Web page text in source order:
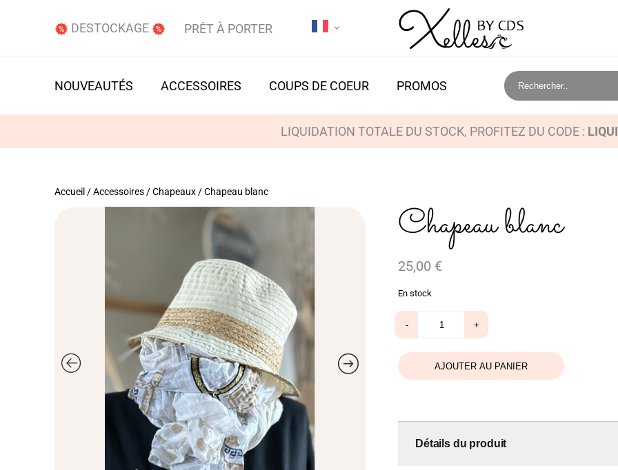
DESTOCKAGE PRÊT À PORTER
NOUVEAUTÉS ACCESSOIRES COUPS DE COEUR PROMOS
LIQUIDATION TOTALE DU STOCK, PROFITEZ DU CODE :
Accueil /Accessoires /Chapeaux / Chapeau blanc
Chapeau blanc
25,00 €
En stock
de
Chapeau
blanc
- +
AJOUTER AU PANIER
Détails du produit